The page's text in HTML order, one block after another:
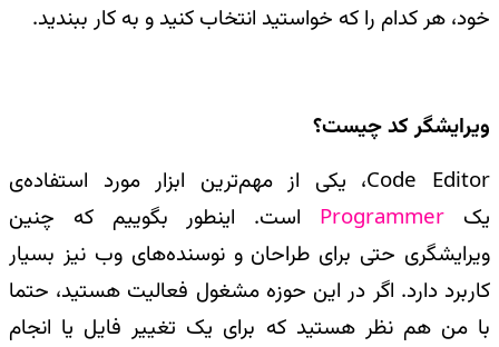
خود، هر کدام را که خواستید انتخاب کنید و به کار ببندید.
ویرایشگر کد چیست؟
Code Editor، یکی از مهم‌ترین ابزار مورد استفاده‌ی
یک
Programmer
است. اینطور بگوییم که چنین
ویرایشگری حتی برای طراحان و نوسنده‌های وب نیز بسیار
کاربرد دارد. اگر در این حوزه مشغول فعالیت هستید، حتما
با من هم نظر هستید که برای یک تغییر فایل یا انجام